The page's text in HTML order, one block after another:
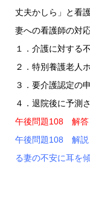
丈夫かしら」と看
妻への看護師の対
１．介護に対する
２．特別養護老人
３．要介護認定の
４．退院後に予測
午後問題108 解
午後問題108 解説
る妻の不安に耳を